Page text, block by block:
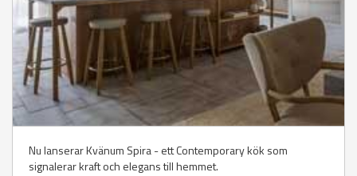
Nu lanserar Kvänum Spira - ett Contemporary kök som
signalerar kraft och elegans till hemmet.